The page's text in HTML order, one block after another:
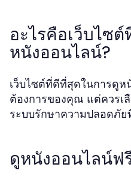
อะไรคือเว็บไซ
หนังออนไลน์?
เว็บไซต์ที่ดีที่สุดในการดู
ต้องการของคุณ แต่ควรเ
ระบบรักษาความปลอดภัย
ดูหนังออนไลน์ฟ